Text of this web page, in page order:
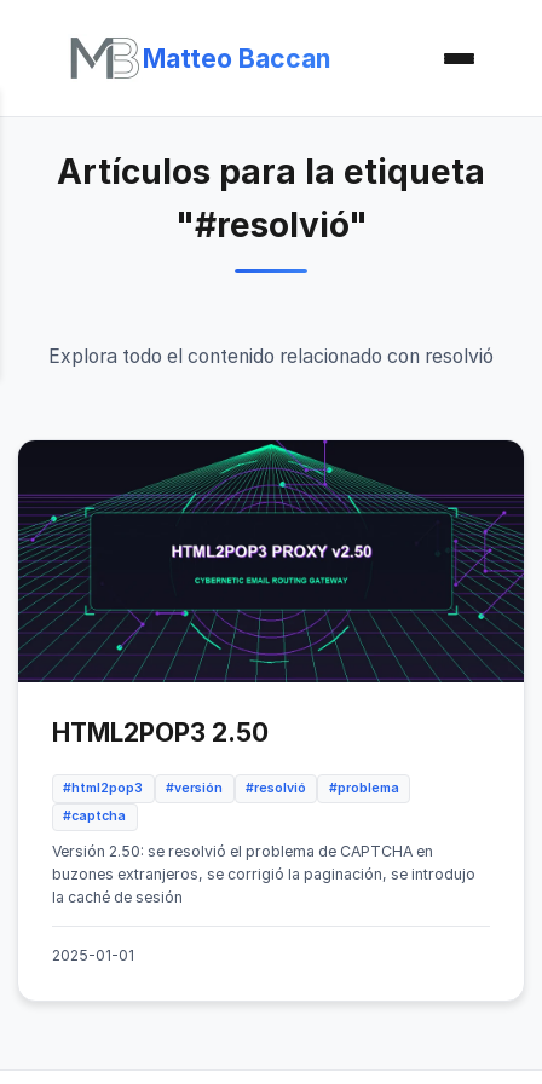
Matteo Baccan
Artículos para la etiqueta
"#resolvió"
Explora todo el contenido relacionado con resolvió
HTML2POP3 2.50
#html2pop3 #versión #resolvió
#problema
#captcha
Versión 2.50: se resolvió el problema de CAPTCHA en
buzones extranjeros, se corrigió la paginación, se introdujo
la caché de sesión
2025-01-01